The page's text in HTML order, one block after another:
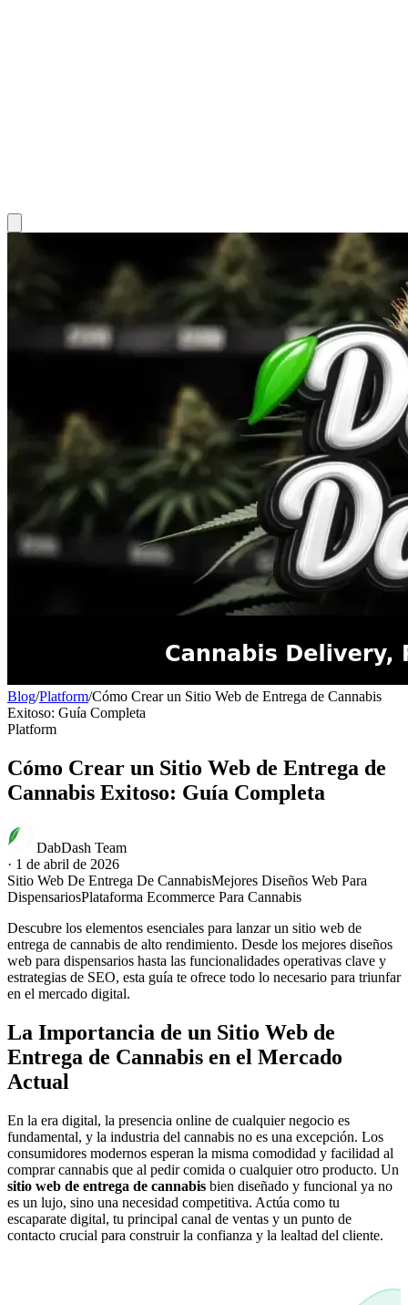
Blog/Platform/Cómo Crear un Sitio Web de Entrega de Cannabis
Exitoso: Guía Completa
Platform
Cómo Crear un Sitio Web de Entrega de
Cannabis Exitoso: Guía Completa
DabDash Team
· 1 de abril de 2026
Sitio Web De Entrega De CannabisMejores Diseños Web Para
DispensariosPlataforma Ecommerce Para Cannabis
Descubre los elementos esenciales para lanzar un sitio web de
entrega de cannabis de alto rendimiento. Desde los mejores diseños
web para dispensarios hasta las funcionalidades operativas clave y
estrategias de SEO, esta guía te ofrece todo lo necesario para triunfar
en el mercado digital.
La Importancia de un Sitio Web de
Entrega de Cannabis en el Mercado
Actual
En la era digital, la presencia online de cualquier negocio es
fundamental, y la industria del cannabis no es una excepción. Los
consumidores modernos esperan la misma comodidad y facilidad al
comprar cannabis que al pedir comida o cualquier otro producto. Un
sitio web de entrega de cannabis bien diseñado y funcional ya no
es un lujo, sino una necesidad competitiva. Actúa como tu
escaparate digital, tu principal canal de ventas y un punto de
contacto crucial para construir la confianza y la lealtad del cliente.